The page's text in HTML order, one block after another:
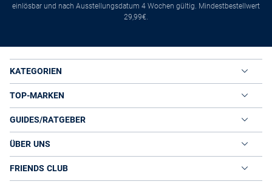
einlösbar und nach Ausstellungsdatum 4 Wochen gültig. Mindestbestellwert
29,99€.
KATEGORIEN
TOP-MARKEN
GUIDES/RATGEBER
ÜBER UNS
FRIENDS CLUB